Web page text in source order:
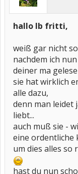
hallo lb fritti,
weiß gar nicht
nachdem ich nun
deiner ma
sie hat wirklich
alle dazu,
denn man leidet
liebt...
auch muß sie -
eine ordentliche
um dies alles
hast du nun